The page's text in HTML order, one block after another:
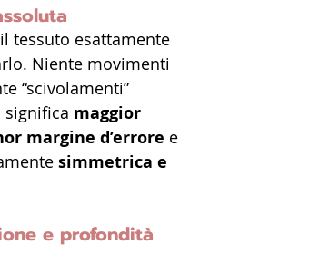
tessuto esattamente
Niente movimenti
“scivolamenti”
significa maggior
margine d’errore e
simmetrica e
e profondità